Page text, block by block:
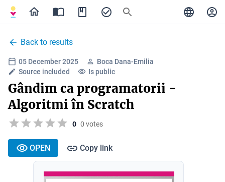
Back to results
05 December 2025
Boca Dana-Emilia
Source included
Is public
Gândim ca programatorii -
Algoritmi în Scratch
0 0 votes
OPEN Copy link